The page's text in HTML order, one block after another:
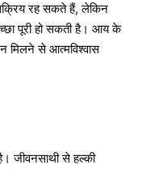
रह सकते हैं, लेकिन
पूरी हो सकती है। आय के
मिलने से आत्मविश्वास
जीवनसाथी से हल्की